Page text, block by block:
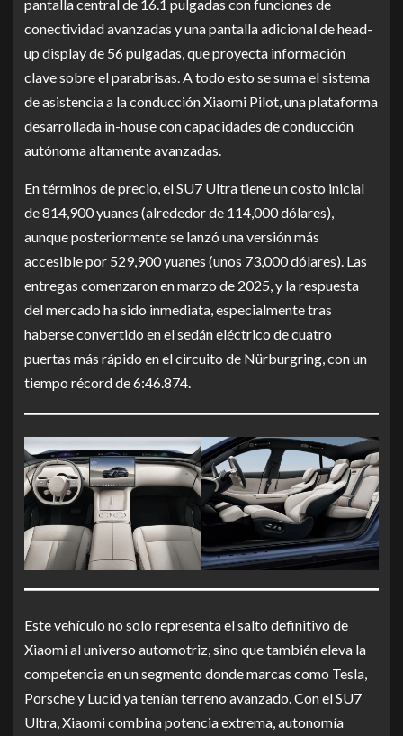
pantalla central de 16.1 pulgadas con funciones de
conectividad avanzadas y una pantalla adicional de head-
up display de 56 pulgadas, que proyecta información
clave sobre el parabrisas. A todo esto se suma el sistema
de asistencia a la conducción Xiaomi Pilot, una plataforma
desarrollada in-house con capacidades de conducción
autónoma altamente avanzadas.
En términos de precio, el SU7 Ultra tiene un costo inicial
de 814,900 yuanes (alrededor de 114,000 dólares),
aunque posteriormente se lanzó una versión más
accesible por 529,900 yuanes (unos 73,000 dólares). Las
entregas comenzaron en marzo de 2025, y la respuesta
del mercado ha sido inmediata, especialmente tras
haberse convertido en el sedán eléctrico de cuatro
puertas más rápido en el circuito de Nürburgring, con un
tiempo récord de 6:46.874.
Este vehículo no solo representa el salto definitivo de
Xiaomi al universo automotriz, sino que también eleva la
competencia en un segmento donde marcas como Tesla,
Porsche y Lucid ya tenían terreno avanzado. Con el SU7
Ultra, Xiaomi combina potencia extrema, autonomía